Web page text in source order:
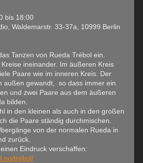
bis 18:00
Waldemarstr. 33-37a, 10999 Berlin
Tanzen von Rueda Trébol ein.
ineinander. Im äußeren Kreis
Paare wie im inneren Kreis. Der
außen gewandt, so dass immer ein
und zwei Paare aus dem äußeren
bilden.
in den kleinen als auch in den großen
die Paare ständig durchmischen.
von der normalen Rueda in
zurück.
Eindruck verschaffen:
trebol/